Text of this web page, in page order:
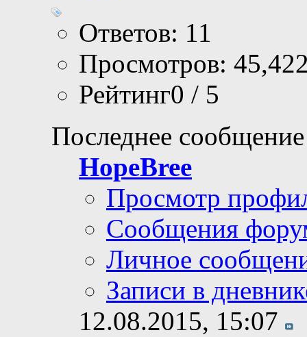
Ответов: 11
Просмотров:
Рейтинг0 / 5
Последнее
HopeBree
Просмотр
Сообщения
Личное
Записи в
12.08.2015, 15:07